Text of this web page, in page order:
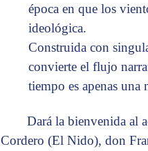
época en que los
ideológica.
Construida con
convierte el flujo
tiempo es apenas una
Dará la bienvenida al
Cordero (El Nido), don